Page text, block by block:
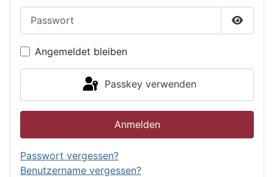
Angemeldet bleiben
Passkey verwenden
Anmelden
Passwort vergessen?
Benutzername vergessen?